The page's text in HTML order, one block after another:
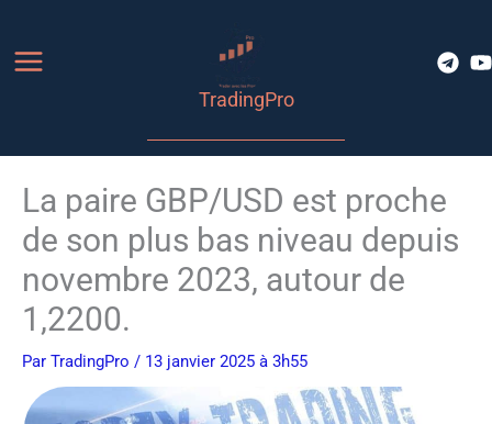
contenu
TradingPro
La paire GBP/USD est proche
de son plus bas niveau depuis
novembre 2023, autour de
1,2200.
Par TradingPro / 13 janvier 2025 à 3h55